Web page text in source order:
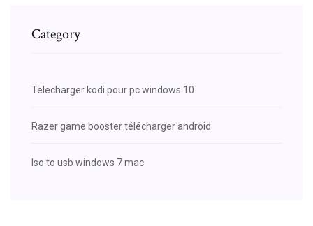
Category
Telecharger kodi pour pc windows 10
Razer game booster télécharger android
Iso to usb windows 7 mac